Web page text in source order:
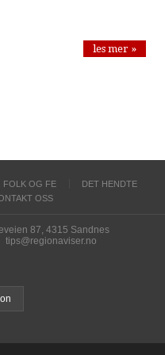
les mer »
FOLK OG FE
DET HENDTE
OSS
87, 4315 Sandnes
tips@regionaviser.no